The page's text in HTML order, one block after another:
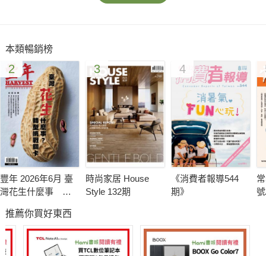
見，也希望更多的朋友能夠支持我們繼續走下去。這也是一本讀
者們的平台，歡迎大家給予更好的意見與指教。
本類暢銷榜
2
豐年 2026年6月 臺
灣花生什麼事 轉
3
時尚家居 House
Style 132期
4
《消費者報導544
期》
推薦你買好東西